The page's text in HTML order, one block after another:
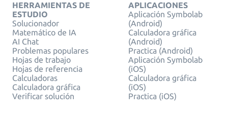
HERRAMIENTAS DE
ESTUDIO
Solucionador
Matemático de IA
AI Chat
Problemas populares
Hojas de trabajo
Hojas de referencia
Calculadoras
Calculadora gráfica
Verificar solución
APLICACIONES
Aplicación Symbolab
(Android)
Calculadora gráfica
(Android)
Practica (Android)
Aplicación Symbolab
(iOS)
Calculadora gráfica
(iOS)
Practica (iOS)